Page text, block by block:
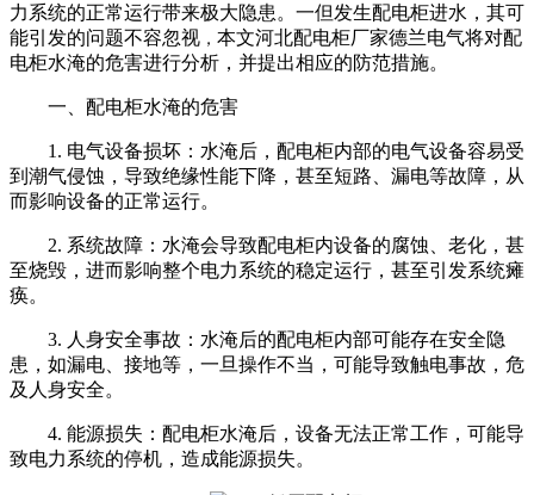
力系统的正常运行带来极大隐患。一但发生配电柜进水，其可
能引发的问题不容忽视 ， 本文河北配电柜厂家德兰电气将对配
电柜水淹的危害进行分析，并提出相应的防范措施。
一、配电柜水淹的危害
1. 电气设备损坏：水淹后，配电柜内部的电气设备容易受
到潮气侵蚀，导致绝缘性能下降，甚至短路、漏电等故障，从
而影响设备的正常运行。
2. 系统故障：水淹会导致配电柜内设备的腐蚀、老化，甚
至烧毁，进而影响整个电力系统的稳定运行，甚至引发系统瘫
痪。
3. 人身安全事故：水淹后的配电柜内部可能存在安全隐
患，如漏电、接地等，一旦操作不当，可能导致触电事故，危
及人身安全。
4. 能源损失：配电柜水淹后，设备无法正常工作，可能导
致电力系统的停机，造成能源损失。